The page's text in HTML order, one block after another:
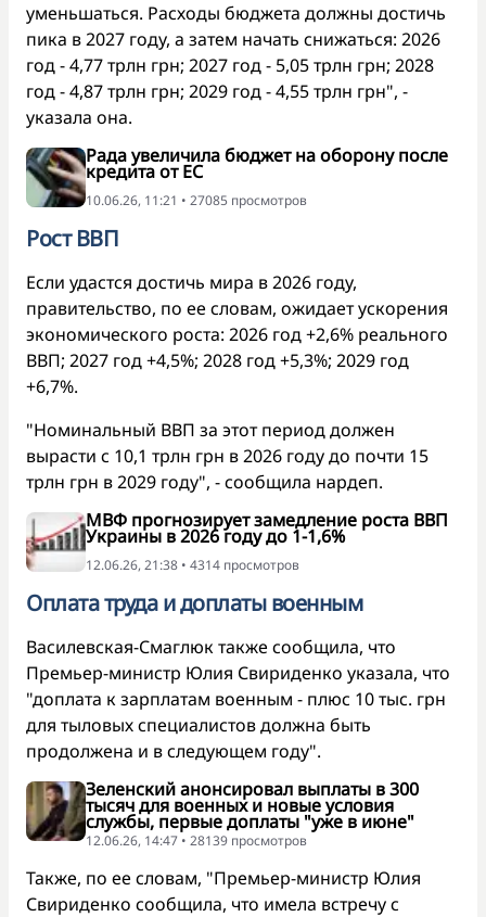
уменьшаться. Расходы бюджета должны достичь
пика в 2027 году, а затем начать снижаться: 2026
год - 4,77 трлн грн; 2027 год - 5,05 трлн грн; 2028
год - 4,87 трлн грн; 2029 год - 4,55 трлн грн", -
указала она.
Рада увеличила бюджет на оборону после
кредита от ЕС
10.06.26, 11:21 • 27085 просмотров
Рост ВВП
Если удастся достичь мира в 2026 году,
правительство, по ее словам, ожидает ускорения
экономического роста: 2026 год +2,6% реального
ВВП; 2027 год +4,5%; 2028 год +5,3%; 2029 год
+6,7%.
"Номинальный ВВП за этот период должен
вырасти с 10,1 трлн грн в 2026 году до почти 15
трлн грн в 2029 году", - сообщила нардеп.
МВФ прогнозирует замедление роста ВВП
Украины в 2026 году до 1-1,6%
12.06.26, 21:38 • 4314 просмотров
Оплата труда и доплаты военным
Василевская-Смаглюк также сообщила, что
Премьер-министр Юлия Свириденко указала, что
"доплата к зарплатам военным - плюс 10 тыс. грн
для тыловых специалистов должна быть
продолжена и в следующем году".
Зеленский анонсировал выплаты в 300
тысяч для военных и новые условия
службы, первые доплаты "уже в июне"
12.06.26, 14:47 • 28139 просмотров
Также, по ее словам, "Премьер-министр Юлия
Свириденко сообщила, что имела встречу с